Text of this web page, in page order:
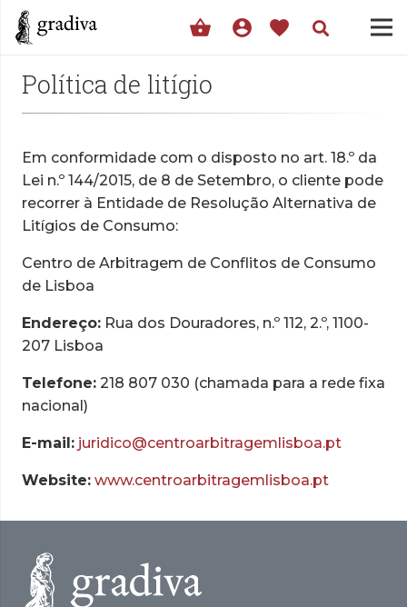
shopping_basket account_circle favorite
Política de litígio
Em conformidade com o disposto no art. 18.º da
Lei n.º 144/2015, de 8 de Setembro, o cliente pode
recorrer à Entidade de Resolução Alternativa de
Litígios de Consumo:
Centro de Arbitragem de Conflitos de Consumo
de Lisboa
Endereço: Rua dos Douradores, n.º 112, 2.º, 1100-
207 Lisboa
Telefone: 218 807 030 (chamada para a rede fixa
nacional)
E-mail: juridico@centroarbitragemlisboa.pt
Website: www.centroarbitragemlisboa.pt